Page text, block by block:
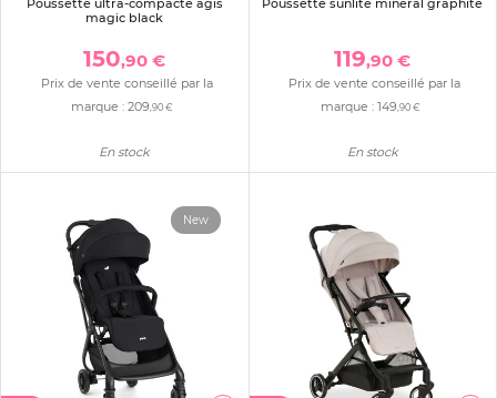
magic black
150,90 €
Prix de vente conseillé par la
marque :209,90 €
En stock
119,90 €
Prix de vente conseillé par la
marque : 149 ,90 €
En stock
New